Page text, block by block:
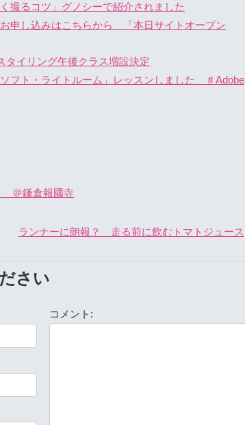
撮るコツ」グノシーで紹介されました
申し込みはこちらから 「本日サイトオープン
タイリング午後クラス増設決定
フト・ライトルーム」レッスンしました ＃Adobe
＠鎌倉報國寺
ランナーに朗報？ 走る前に飲むトマトジュース
さい
コメント: